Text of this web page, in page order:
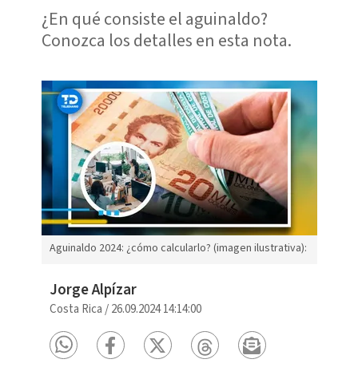
¿En qué consiste el aguinaldo?
Conozca los detalles en esta nota.
Aguinaldo 2024: ¿cómo calcularlo? (imagen ilustrativa):
Jorge Alpízar
Costa Rica /26.09.2024 14:14:00